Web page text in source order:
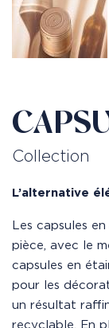
Collection
L’alternative
Les capsules
pièce, avec le
capsules en
pour les
un résultat
recyclable. En